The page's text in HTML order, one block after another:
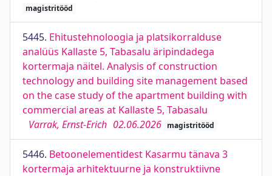
magistritööd
5445. Ehitustehnoloogia ja platsikorralduse
analüüs Kallaste 5, Tabasalu äripindadega
kortermaja näitel. Analysis of construction
technology and building site management based
on the case study of the apartment building with
commercial areas at Kallaste 5, Tabasalu
Varrak, Ernst-Erich 02.06.2026 magistritööd
5446. Betoonelementidest Kasarmu tänava 3
kortermaja arhitektuurne ja konstruktiivne